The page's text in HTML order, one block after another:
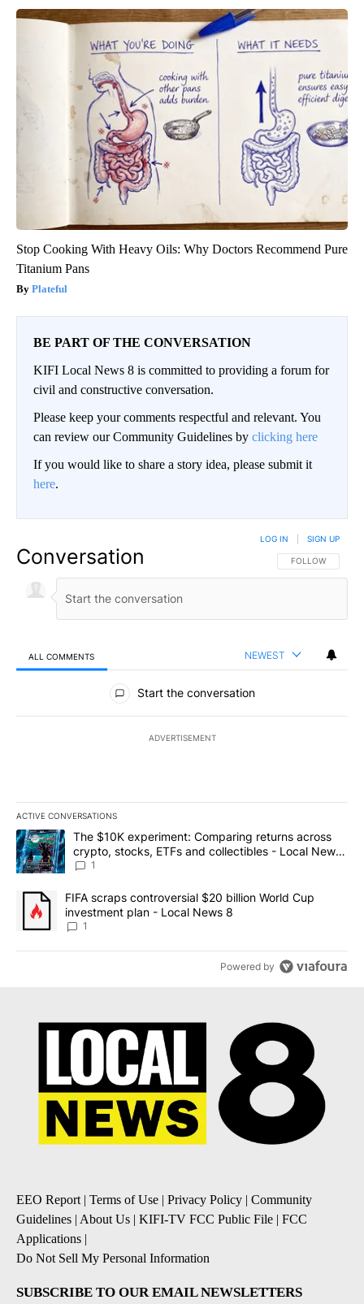
Stop Cooking With Heavy Oils: Why Doctors Recommend Pure
Titanium Pans
Plateful
BE PART OF THE CONVERSATION
KIFI Local News 8 is committed to providing a forum for
civil and constructive conversation.
Please keep your comments respectful and relevant. You
can review our Community Guidelines by clicking here
If you would like to share a story idea, please submit it
here.
Conversation FOLLOW THIS
FOLLOW
LOG IN SIGN UP
ALL COMMENTS NEWEST
All Comments
Start the conversation
ADVERTISEMENT
ACTIVE CONVERSATIONS
The following is a list of the most commented articles in the last
A trending article titled "The $10K experiment: Comparing
The $10K experiment: Comparing returns across
crypto, stocks, ETFs and collectibles - Local News
8
1
A trending article titled "FIFA scraps controversial $20 billion
FIFA scraps controversial $20 billion World Cup
investment plan - Local News 8
1
Powered by
EEO Report| Terms of Use | Privacy Policy | Community
Guidelines | About Us | KIFI-TV FCC Public File | FCC
Applications |
Do Not Sell My Personal Information
SUBSCRIBE TO OUR EMAIL NEWSLETTERS